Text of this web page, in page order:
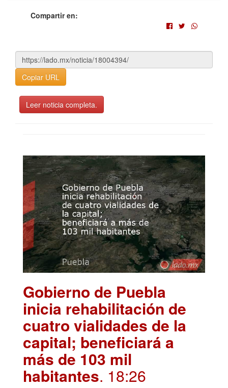
Compartir en:
Copiar URL
Leer noticia completa.
Gobierno de Puebla
inicia rehabilitación de
cuatro vialidades de la
capital; beneficiará a
más de 103 mil
habitantes. 18:26